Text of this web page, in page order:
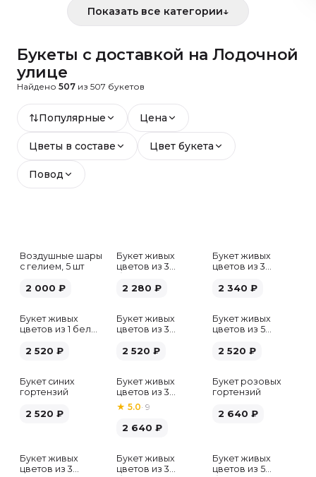
Показать все категории↓
Букеты с доставкой на Лодочной
улице
Найдено 507 из 507 букетов
Популярные Цена
Цветы в составе Цвет букета
Повод
Воздушные шары
с гелием, 5 шт
2 000 ₽
Букет живых
цветов из 3
2 280 ₽
Букет живых
цветов из 3
2 340 ₽
Букет живых
цветов из 1 белой
2 520 ₽
Букет живых
цветов из 3
2 520 ₽
Букет живых
цветов из 5
микс
2 520 ₽
Букет синих
гортензий
2 520 ₽
Букет живых
цветов из 3
розовых пионов
★ 5.0· 9
2 640 ₽
Букет розовых
гортензий
2 640 ₽
Букет живых
цветов из 3
Букет живых
цветов из 3
Хит
Букет живых
цветов из 5